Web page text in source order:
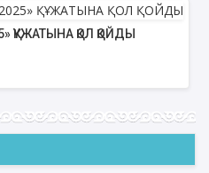
ҚҰЖАТЫНА ҚОЛ ҚОЙДЫ